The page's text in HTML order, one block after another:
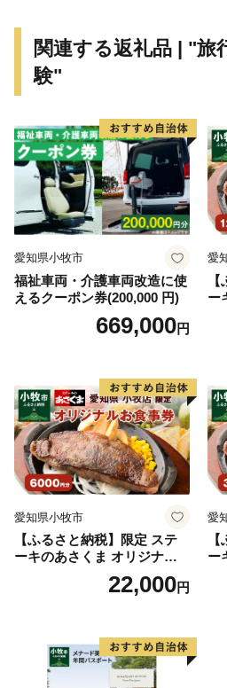
をテーマにした初の日本遺産に
には阪神間日本遺産推進協議会
産を推進しています。
【安全・安心なまち】
1,200台に増設した見守りカメ
協力で登下校中の子どもの見守
の安全・安心を守るため整備し
器で、発信器を持った子どもや
保護者のスマートフォンなどに
「まちなかミマモルメ」を実施
■伊丹市の見どころ
【旧岡田家住宅・酒蔵】
江戸時代前期(1674年)に建てら
す。
現存する国内最古の酒蔵として
れています（平成4年1月21日）
【伊丹スカイパーク】
滑走路のすぐ横、猛スピード
【昆陽池（こやいけ）公園】
関連する返礼品 | "旅
験"
愛知県小牧市
福祉車両・介護車両改造に使
えるクーポン券(200,000 円)
669,000円
愛
ー
料
愛知県小牧市
【ふるさと納税】限定 ステ
ーキのあさくま オリジナル
お食事券 6000円 お好きなメ
ニュー 好きなだけ コーンス
県 小牧店 小牧市 チケット 送
料無料
22,000円
愛
ー